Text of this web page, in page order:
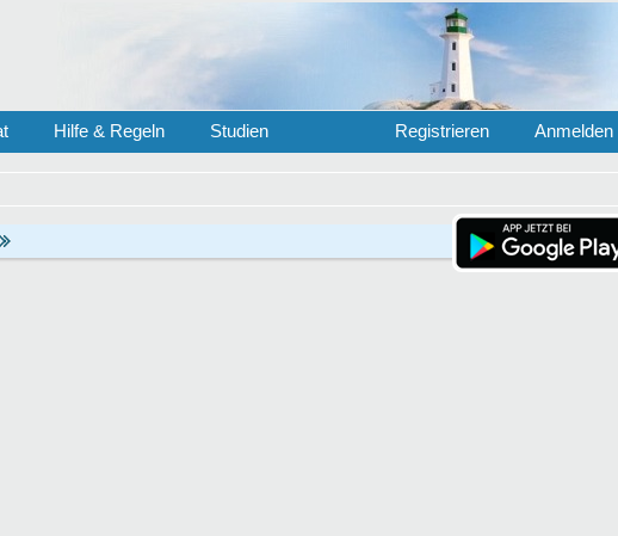
Hilfe & Regeln Studien Anmelden
Registrieren